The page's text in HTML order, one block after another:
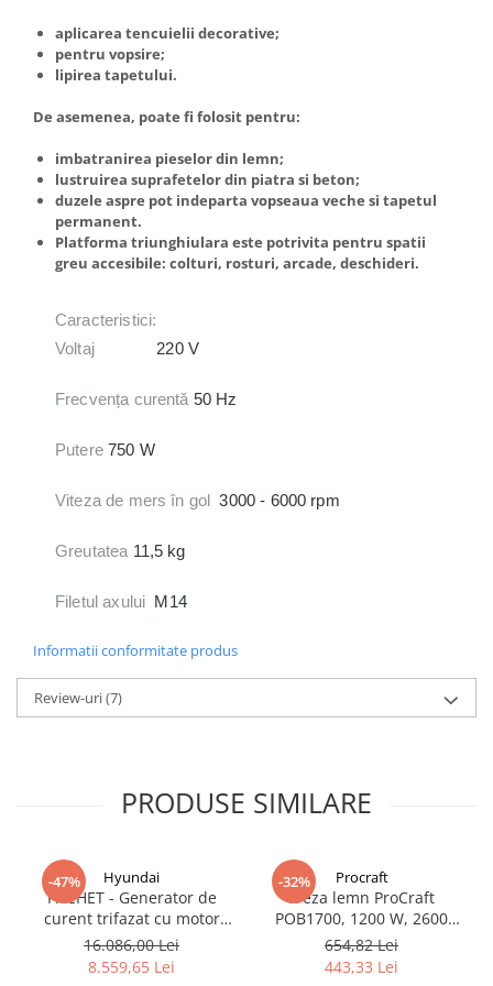
aplicarea tencuielii decorative;
pentru vopsire;
lipirea tapetului.
De asemenea, poate fi folosit pentru:
imbatranirea pieselor din lemn;
lustruirea suprafetelor din piatra si beton;
duzele aspre pot indeparta vopseaua veche si tapetul
permanent.
Platforma triunghiulara este potrivita pentru spatii
greu accesibile: colturi, rosturi, arcade, deschideri.
Caracteristici:
Voltaj
220 V
Frecvența curentă 50 Hz
Putere750 W
Viteza de mers în gol3000 - 6000 rpm
Greutatea 11,5 kg
Filetul axului M14
Informatii conformitate produs
Review-uri(7)
PRODUSE SIMILARE
-47% Hyundai
PACHET - Generator de
curent trifazat cu motor
diesel Hyundai DHY8600SE-
T, putere motor 12 CP,
16.086,00 Lei
8.559,65 Lei
-32% Procraft
Freza lemn ProCraft
POB1700, 1200 W, 2600
Rpm cu 12 freze pentru
lemn incluse in pachet
654,82 Lei
443,33 Lei